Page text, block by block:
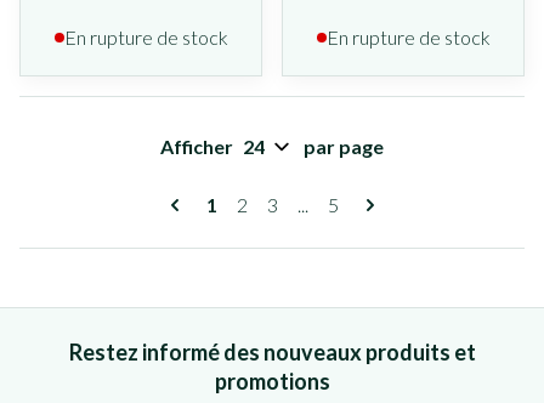
En rupture de stock En rupture de stock
Pages
Vous lisez actuellement la page
1 Page
2 Page
3 ... Page
5
Afficher par page
Restez informé des nouveaux produits et
promotions